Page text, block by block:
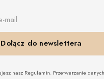
mail
Dołącz do newslettera
nasz Regulamin. Przetwarzanie